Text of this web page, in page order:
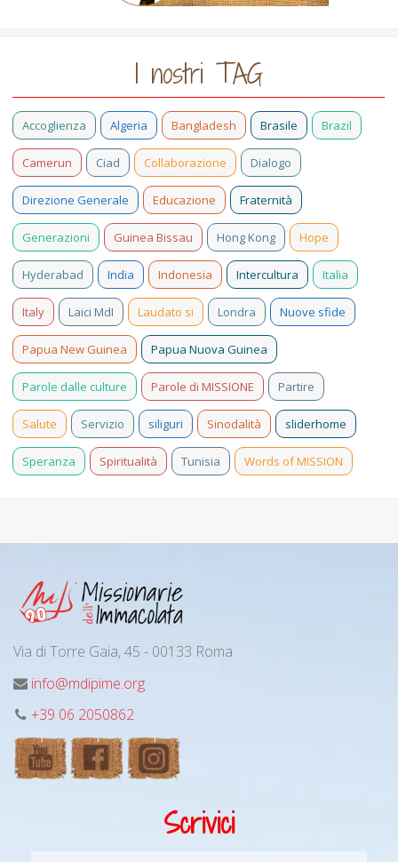
I nostri TAG
Accoglienza Algeria Bangladesh Brasile Brazil
Camerun Ciad Collaborazione Dialogo
Direzione Generale Educazione Fraternità
Generazioni Guinea Bissau Hong Kong Hope
Hyderabad India Indonesia Intercultura Italia
Italy Laici MdI Laudato si Londra Nuove sfide
Papua New Guinea Papua Nuova Guinea
Parole dalle culture Parole di MISSIONE Partire
Salute Servizio siliguri Sinodalità sliderhome
Speranza Spiritualità Tunisia Words of MISSION
Via di Torre Gaia, 45 - 00133 Roma
info@mdipime.org
+39 06 2050862
Scrivici